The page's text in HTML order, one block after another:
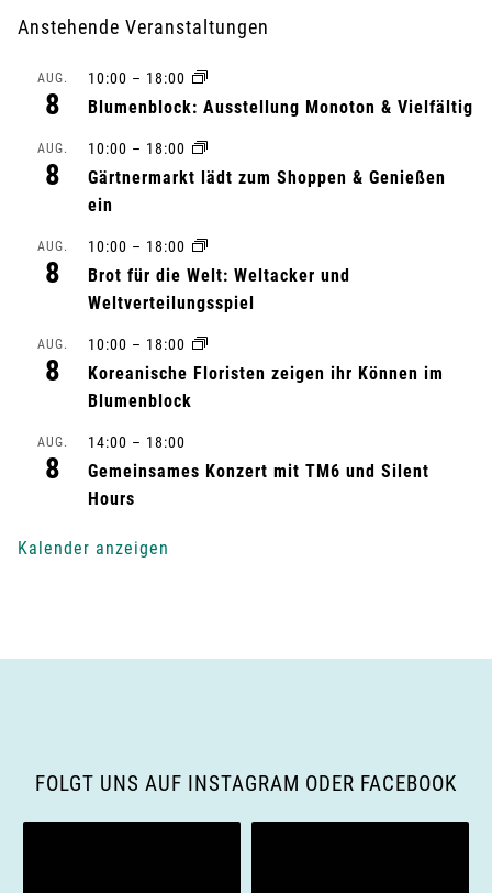
a
N
v
Anstehende Veranstaltungen
AUG.
8
10:00 – 18:00
Blumenblock: Ausstellung Monoton & Vielfältig
AUG.
8
10:00 – 18:00
Gärtnermarkt lädt zum Shoppen & Genießen
ein
AUG.
8
10:00 – 18:00
Brot für die Welt: Weltacker und
Weltverteilungsspiel
AUG.
8
10:00 – 18:00
Koreanische Floristen zeigen ihr Können im
Blumenblock
AUG.
8
14:00 – 18:00
Gemeinsames Konzert mit TM6 und Silent
Hours
Kalender anzeigen
FOLGT UNS AUF INSTAGRAM ODER FACEBOOK